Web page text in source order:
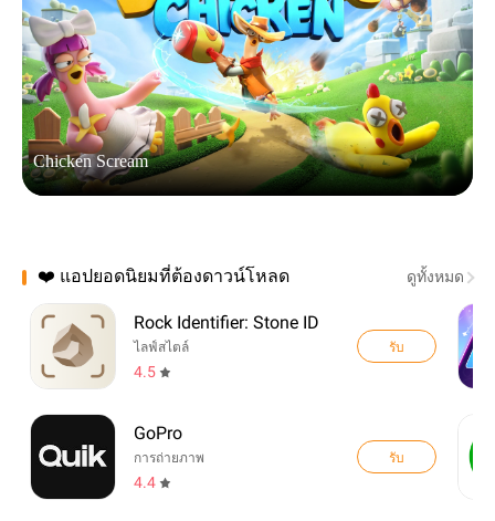
Chicken Scream
❤️ แอปยอดนิยมที่ต้องดาวน์โหลด ดูทั้งหมด
Rock Identifier: Stone ID
ไลฟ์สไตล์
4.5
รับ
GoPro
การถ่ายภาพ
4.4
รับ